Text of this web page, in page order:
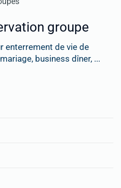
groupe
enterrement de vie de
business dîner, ...